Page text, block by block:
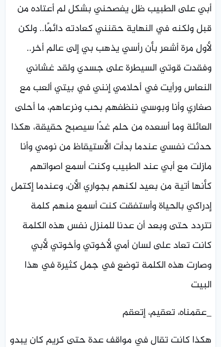
أبي على الطبيب ظل يفصحني بشكل لم أعتاده من
قبل ولكنه في النهاية حقنني كعادته دائمًا.. ولكن
لأول مرة أشعر بأن رأسي يذهب بي إلى عالم أخر..
وفقدت قوتي السيطرة على جسدي ولقد غشاني
النعاس ورأيت في أحلامي إنني في بيتي ألعب مع
صغاري وأنا وبوسي ننظفهم بحب ونرعاهم، ما أحلى
العائلة وما أسعده من حلم غدًا سيصبح حقيقة، هكذا
حدثت نفسي عندما بدأت الأستيقاظ من نومي وأنا
مازلت مع أبي عند الطبيب وكنت أسمع اصواتهم
كأنها أتية من بعيد لكنهم بجواري الأن، وعندما إكتمل
إدراكي بالحياة وأستفقت كنت أسمع منهم كلمة
تتردد حتى وبعد أن عدنا للمنزل نفس هذه الكلمة
كانت تعاد على لسان أمي لأخوتي وأخوتي لأبي
وصارت هذه الكلمة توضع في جمل كثيرة في هذا
البيت
_عقمناه، تعقيم، إتعقم
هكذا كانت تقال في مواقف عدة حتى كريم كان يبدو